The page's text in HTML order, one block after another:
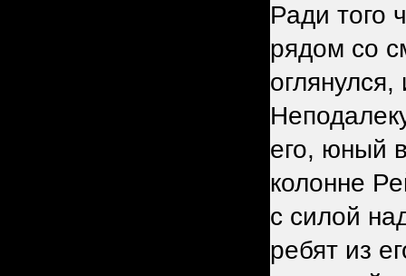
Ради того
рядом со
его, юный
колонне
с силой
ребят из